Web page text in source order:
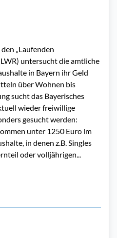
„Laufenden
untersucht die amtliche
in Bayern ihr Geld
über Wohnen bis
sucht das Bayerisches
wieder freiwillige
gesucht werden:
unter 1250 Euro im
in denen z.B. Singles
oder volljährigen...